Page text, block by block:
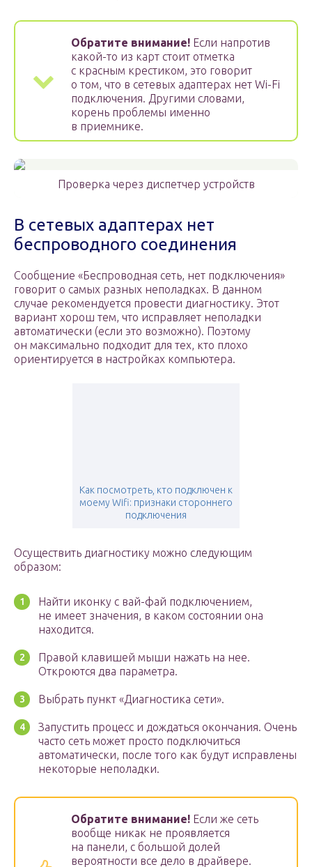
Обратите внимание! Если напротив
какой-то из карт стоит отметка
с красным крестиком, это говорит
о том, что в сетевых адаптерах нет Wi-Fi
подключения. Другими словами,
корень проблемы именно
в приемнике.
Проверка через диспетчер устройств
В сетевых адаптерах нет
беспроводного соединения
Сообщение «Беспроводная сеть, нет подключения»
говорит о самых разных неполадках. В данном
случае рекомендуется провести диагностику. Этот
вариант хорош тем, что исправляет неполадки
автоматически (если это возможно). Поэтому
он максимально подходит для тех, кто плохо
ориентируется в настройках компьютера.
Как посмотреть, кто подключен к
моему Wifi: признаки стороннего
подключения
Осуществить диагностику можно следующим
образом:
Найти иконку с вай-фай подключением,
не имеет значения, в каком состоянии она
находится.
Правой клавишей мыши нажать на нее.
Откроются два параметра.
Выбрать пункт «Диагностика сети».
Запустить процесс и дождаться окончания. Очень
часто сеть может просто подключиться
автоматически, после того как будут исправлены
некоторые неполадки.
Обратите внимание! Если же сеть
вообще никак не проявляется
на панели, с большой долей
вероятности все дело в драйвере.